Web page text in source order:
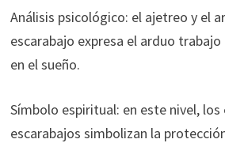
Análisis psicológico: el ajetreo y el
escarabajo expresa el arduo
en el sueño.
Símbolo espiritual: en este nivel, los
escarabajos simbolizan la